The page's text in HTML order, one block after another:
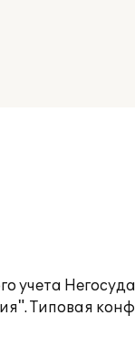
учета
Типовая